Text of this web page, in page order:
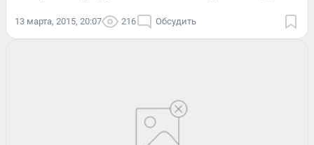
13 марта, 2015, 20:07 216 Обсудить